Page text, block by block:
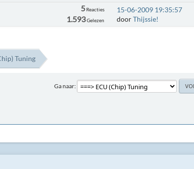
5 Reacties
1.593Gelezen
15-06-2009 19:35:57
doorThijssie!
Tuning
Ga naar